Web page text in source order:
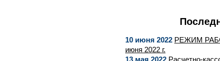
10 июня 2022 РЕЖИМ
июня 2022 г.